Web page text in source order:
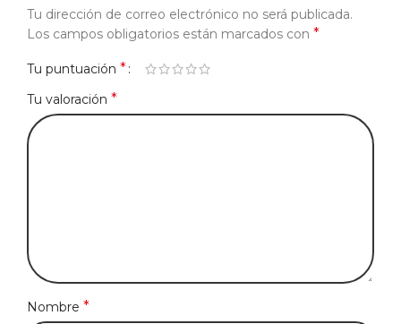
Tu dirección de correo electrónico no será publicada.
Los campos obligatorios están marcados con *
Tu puntuación *
Tu valoración *
Nombre *